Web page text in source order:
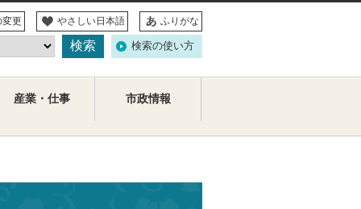
更 やさしい日本語 ふりがな
検索の使い方
産業・仕事 市政情報